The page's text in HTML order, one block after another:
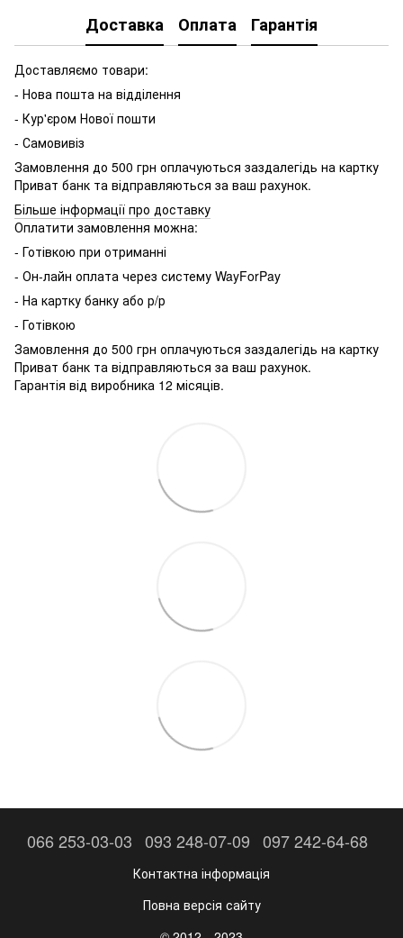
Доставка Оплата Гарантія
Доставляємо товари:
- Нова пошта на відділення
- Кур'єром Нової пошти
- Самовивіз
Замовлення до 500 грн оплачуються заздалегідь на картку
Приват банк та відправляються за ваш рахунок.
Більше інформації про доставку
Оплатити замовлення можна:
- Готівкою при отриманні
- Он-лайн оплата через систему WayForPay
- На картку банку або р/р
- Готівкою
Замовлення до 500 грн оплачуються заздалегідь на картку
Приват банк та відправляються за ваш рахунок.
Гарантія від виробника 12 місяців.
066 253-03-03 093 248-07-09 097 242-64-68
Контактна інформація
Повна версія сайту